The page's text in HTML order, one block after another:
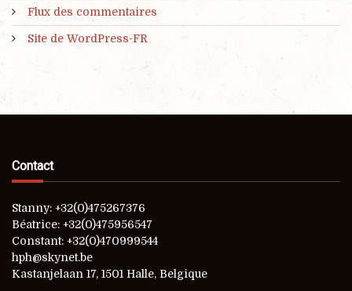
Flux des commentaires
Site de WordPress-FR
Contact
Stanny: +32(0)475267376
Béatrice: +32(0)475956547
Constant: +32(0)470999544
hph@skynet.be
Kastanjelaan 17, 1501 Halle, Belgique